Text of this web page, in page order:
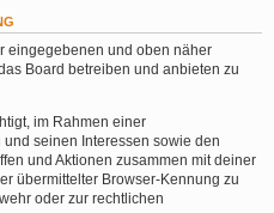
eingegebenen und oben näher
Board betreiben und anbieten zu
im Rahmen einer
seinen Interessen sowie den
und Aktionen zusammen mit deiner
übermittelter Browser-Kennung zu
oder zur rechtlichen